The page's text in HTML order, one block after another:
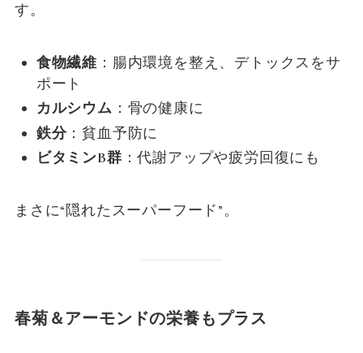
す。
食物繊維 ：腸内環境を整え、デトックスをサ
ポート
カルシウム ：骨の健康に
鉄分：貧血予防に
ビタミンB群 ：代謝アップや疲労回復にも
まさに“隠れたスーパーフード”。
春菊＆アーモンドの栄養もプラス